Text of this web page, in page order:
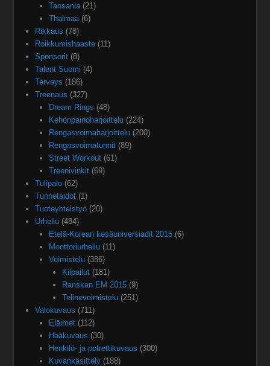
Tansania(21)
Thaimaa(6)
Rikkaus (78)
Roikkumishaaste (11)
Sponsorit (8)
Talent Suomi (4)
Terveys (186)
Treenaus (327)
Dream Rings (48)
Kehonpainoharjoittelu(224)
Rengasvoimaharjoittelu(200)
Rengasvoimatunnit(89)
Street Workout(61)
Treenivinkit(69)
Tulipalo (62)
Tunnetaidot (1)
Tuoteyhteistyö (20)
Urheilu (484)
Etelä-Korean kesäuniversiadit 2015(6)
Moottoriurheilu(11)
Voimistelu(386)
Kilpailut (181)
Ranskan EM 2015 (9)
Telinevoimistelu (251)
Valokuvaus (711)
Eläimet(112)
Hääkuvaus (30)
Henkilö- ja potrettikuvaus (300)
Kuvankäsittely(188)